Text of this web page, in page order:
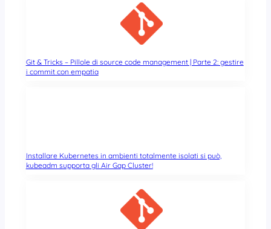
Git & Tricks – Pillole di source code management | Parte 2: gestire
i commit con empatia
Installare Kubernetes in ambienti totalmente isolati si può,
kubeadm supporta gli Air Gap Cluster!